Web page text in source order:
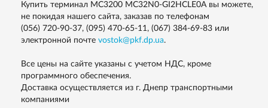
Купить терминал MC3200 MC32N0-GI2HCLE0A вы можете,
не покидая нашего сайта, заказав по телефонам
(056) 720-90-37, (095) 470-65-11, (067) 384-69-83 или
электронной почте vostok@pkf.dp.ua.
Все цены на сайте указаны с учетом НДС, кроме
программного обеспечения.
Доставка осуществляется из г. Днепр транспортными
компаниями